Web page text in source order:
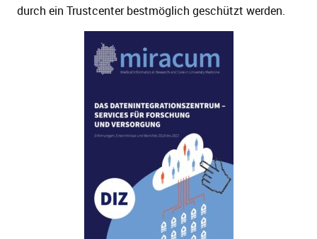
durch ein Trustcenter bestmöglich geschützt werden.